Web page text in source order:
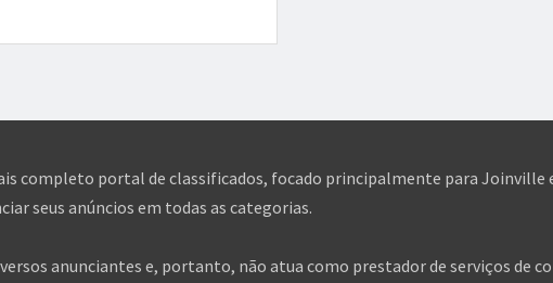
completo portal de classificados, focado principalmente para Joinville
seus anúncios em todas as categorias.
anunciantes e, portanto, não atua como prestador de serviços de